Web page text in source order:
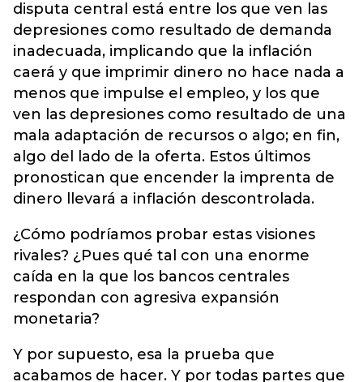
disputa central está entre los que ven las
depresiones como resultado de demanda
inadecuada, implicando que la inflación
caerá y que imprimir dinero no hace nada a
menos que impulse el empleo, y los que
ven las depresiones como resultado de una
mala adaptación de recursos o algo; en fin,
algo del lado de la oferta. Estos últimos
pronostican que encender la imprenta de
dinero llevará a inflación descontrolada.
¿Cómo podríamos probar estas visiones
rivales? ¿Pues qué tal con una enorme
caída en la que los bancos centrales
respondan con agresiva expansión
monetaria?
Y por supuesto, esa la prueba que
acabamos de hacer. Y por todas partes que